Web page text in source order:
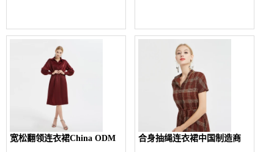
宽松翻领连衣裙China ODM 合身抽绳连衣裙中国制造商